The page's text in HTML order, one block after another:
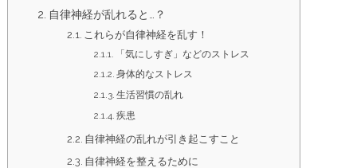
自律神経が乱れると…？
これらが自律神経を乱す！
「気にしすぎ」などのストレス
身体的なストレス
生活習慣の乱れ
疾患
自律神経の乱れが引き起こすこと
自律神経を整えるために